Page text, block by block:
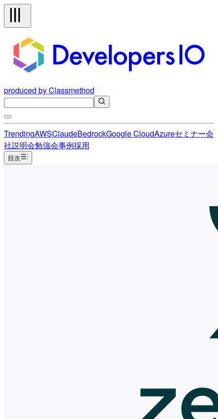
produced by Classmethod
TrendingAWSClaudeBedrockGoogle CloudAzureセミナー会
社説明会勉強会事例採用
目次